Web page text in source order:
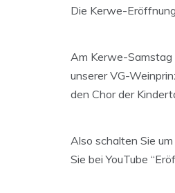
Die Kerwe-
Am Kerwe-Samstag
unserer VG-
den Chor der
Also schalten Sie
Sie bei YouTube